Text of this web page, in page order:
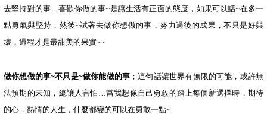
去堅持對的事…喜歡你做的事~是讓生活有正面的態度，如果可以話~在多一
點勇氣與堅持，然後~試著去做你想做的事，努力過後的成果，不只是好與
壞，過程才是最甜美的果實~~
做你想做的事~不只是~做你能做的事 ；這句話讓世界有無限的可能，或許無
法預期的未知，總讓人害怕 …當我想像自己勇敢的踏上每個新選擇時，期待
的心，熱情的人生，什麼都變的可以在勇敢一點~